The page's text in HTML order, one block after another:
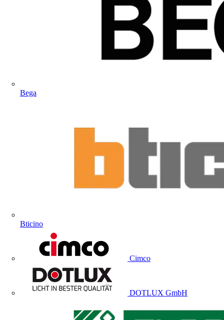
Bega
Bticino
Cimco
DOTLUX GmbH